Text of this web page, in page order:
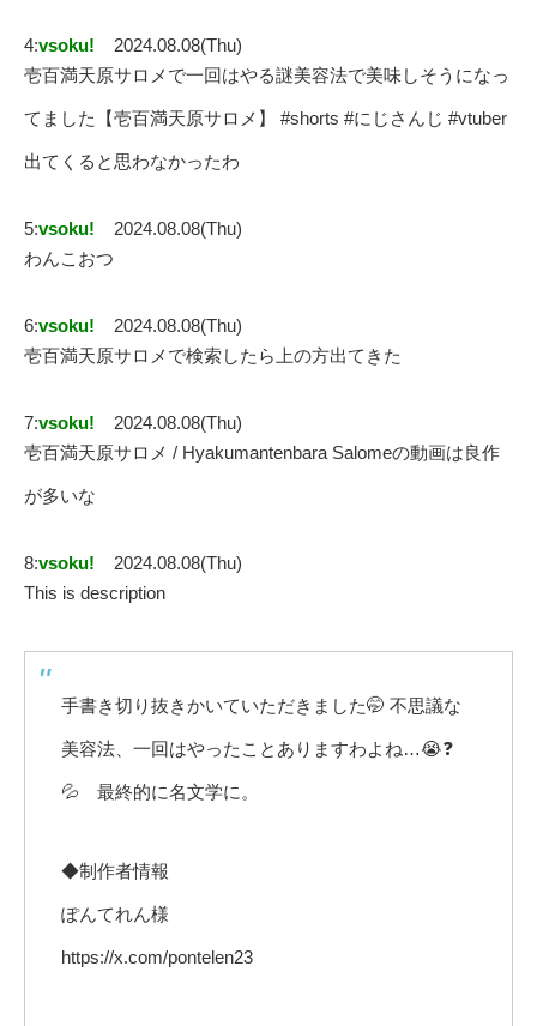
4:vsoku!
2024.08.08(Thu)
壱百満天原サロメで一回はやる謎美容法で美味しそうになっ
てました【壱百満天原サロメ】 #shorts #にじさんじ #vtuber
出てくると思わなかったわ
5:vsoku!
2024.08.08(Thu)
わんこおつ
6:vsoku!
2024.08.08(Thu)
壱百満天原サロメで検索したら上の方出てきた
7:vsoku!
2024.08.08(Thu)
壱百満天原サロメ / Hyakumantenbara Salomeの動画は良作
が多いな
8:vsoku!
2024.08.08(Thu)
This is description
手書き切り抜きかいていただきました🤭 不思議な
美容法、一回はやったことありますわよね…😭❓
💦 最終的に名文学に。
◆制作者情報
ぽんてれん様
https://x.com/pontelen23